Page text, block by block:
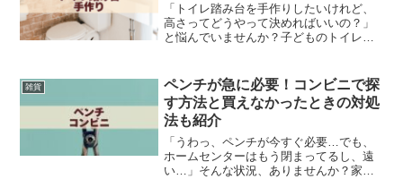
「トイレ踏み台を手作りしたいけれど、
高さってどうやって決めればいいの？」
と悩んでいませんか？子どものトイレト
さに調節された踏み台は、排便姿勢を整
え、体にやさしいだけでな...
雑貨
ペンチが急に必要！コンビニで探
す方法と買えなかったときの対処
法も紹介
「うわっ、ペンチが今すぐ必要…でも、
ホームセンターはもう閉まってるし、遠
い…」そんな状況、ありませんか？家具